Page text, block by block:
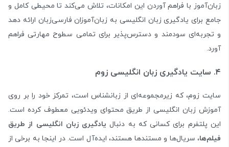
زبان‌آموز با فراهم آوردن این امکانات، تلاش می‌کند تا محیطی کامل و
جامع برای یادگیری زبان انگلیسی به زبان‌آموزان فارسی‌زبان ارائه دهد
و تجربه‌ای سودمند و دسترس‌پذیر برای تمامی سطوح مهارتی فراهم
آورد.
۴. سایت یادگیری زبان انگلیسی زوم
سایت زوم، که زیرمجموعه‌ای از زبانشناس است، تمرکز خود را بر روی
آموزش زبان انگلیسی از طریق محتوای ویدئویی معطوف کرده است.
این پلتفرم برای کسانی که به دنبالیادگیری زبان انگلیسی از طریق
فیلم‌ها، سریال‌ها و مستندها هستند، ایده‌آل است. در اینجا به برخی از